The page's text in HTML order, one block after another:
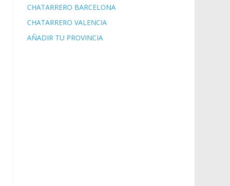
CHATARRERO BARCELONA
CHATARRERO VALENCIA
AÑADIR TU PROVINCIA